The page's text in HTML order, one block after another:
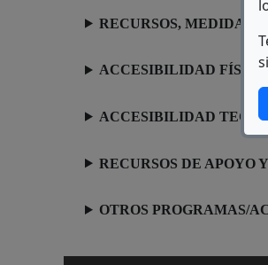
RECURSOS, MEDIDAS
ACCESIBILIDAD
ACCESIBILIDAD
RECURSOS DE APOYO
OTROS PROGRAMAS/